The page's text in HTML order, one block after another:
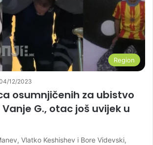
Region
12/2023
osumnjičenih za ubistvo
G., otac još uvijek u
Vlatko Keshishev i Bore Videvski,